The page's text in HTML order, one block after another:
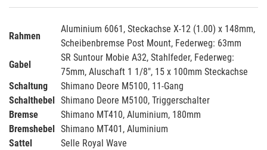
Rahmen
Aluminium 6061, Steckachse X-12 (1.00) x 148mm,
Scheibenbremse Post Mount, Federweg: 63mm
Gabel
SR Suntour Mobie A32, Stahlfeder, Federweg:
75mm, Aluschaft 1 1/8", 15 x 100mm Steckachse
Schaltung
Shimano Deore M5100, 11-Gang
Schalthebel Shimano Deore M5100, Triggerschalter
Bremse
Shimano MT410, Aluminium, 180mm
Bremshebel Shimano MT401, Aluminium
Sattel
Selle Royal Wave